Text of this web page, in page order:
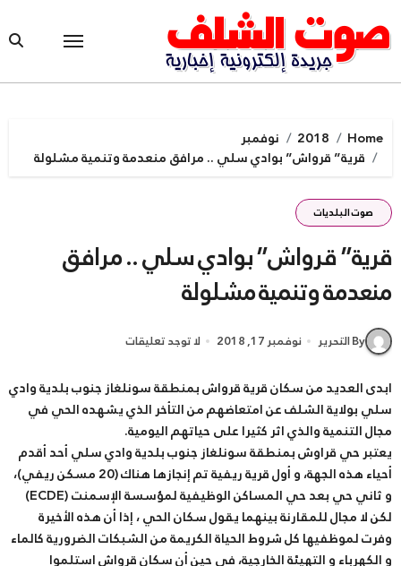
to
content
Home
2018
نوفمبر
قرية” قرواش” بوادي سلي .. مرافق منعدمة وتنمية مشلولة
صوت البلديات
قرية” قرواش” بوادي سلي .. مرافق
منعدمة وتنمية مشلولة
By التحرير نوفمبر 17, 2018 لا توجد تعليقات
ابدى العديد من سكان قرية قرواش بمنطقة سونلغاز جنوب بلدية وادي
سلي بولاية الشلف عن امتعاضهم من التأخر الذي يشهده الحي في
مجال التنمية والذي اثر كثيرا على حياتهم اليومية.
يعتبر حي قراوش بمنطقة سونلغاز جنوب بلدية وادي سلي أحد أقدم
أحياء هذه الجهة، و أول قرية ريفية تم إنجازها هناك (20 مسكن ريفي)،
و ثاني حي بعد حي المساكن الوظيفية لمؤسسة الإسمنت (ECDE)
لكن لا مجال للمقارنة بينهما يقول سكان الحي ، إذا أن هذه الأخيرة
وفرت لموظفيها كل شروط الحياة الكريمة من الشبكات الضرورية كالماء
و الكهرباء و التهيئة الخارجية، في حين أن سكان قرواش استلموا